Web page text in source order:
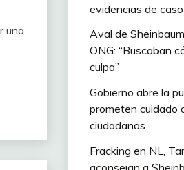
una
evidencias de
Aval de
ONG: “Buscaban
culpa”
Gobierno abre la
prometen cuidado
ciudadanas
Fracking en NL,
aconsejan a